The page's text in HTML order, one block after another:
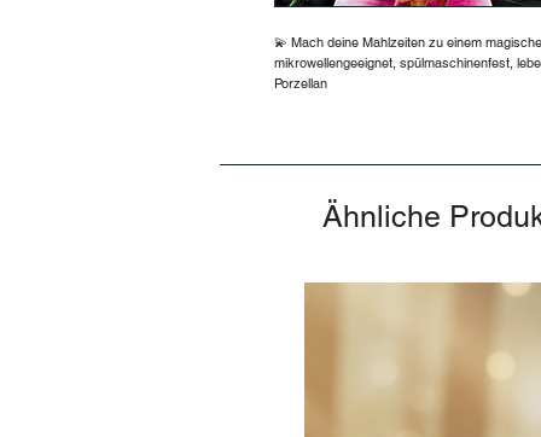
💫 Mach deine Mahlzeiten zu einem
mikrowellengeeignet, spülmaschinenfest,
Porzellan
Ähnliche